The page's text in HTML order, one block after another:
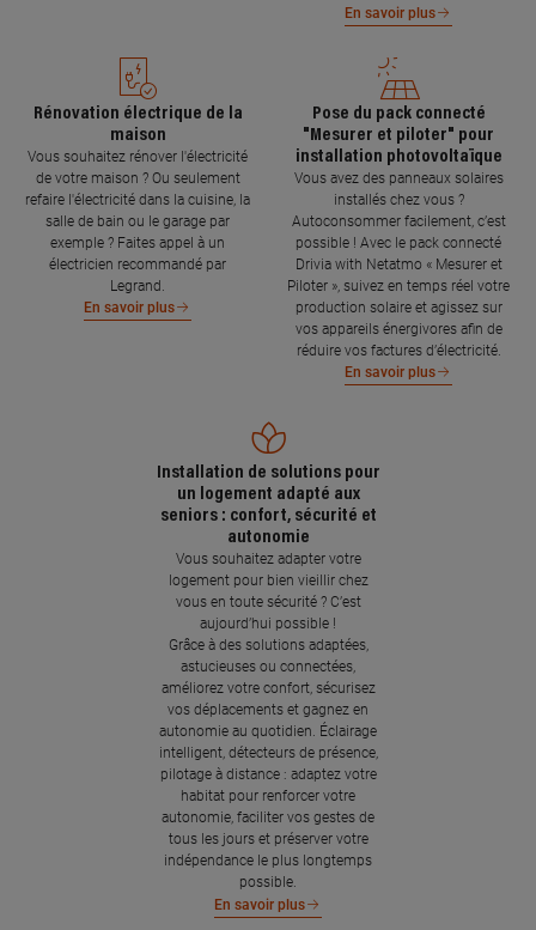
En savoir plus
Rénovation électrique de la
maison
Vous souhaitez rénover l'électricité
de votre maison ? Ou seulement
refaire l'électricité dans la cuisine, la
salle de bain ou le garage par
exemple ? Faites appel à un
électricien recommandé par
Legrand.
En savoir plus
Pose du pack connecté
"Mesurer et piloter" pour
installation photovoltaïque
Vous avez des panneaux solaires
installés chez vous ?
Autoconsommer facilement, c’est
possible ! Avec le pack connecté
Drivia with Netatmo « Mesurer et
Piloter », suivez en temps réel votre
production solaire et agissez sur
vos appareils énergivores afin de
réduire vos factures d’électricité.
En savoir plus
Installation de solutions pour
un logement adapté aux
seniors : confort, sécurité et
autonomie
Vous souhaitez adapter votre
logement pour bien vieillir chez
vous en toute sécurité ? C’est
aujourd’hui possible !
Grâce à des solutions adaptées,
astucieuses ou connectées,
améliorez votre confort, sécurisez
vos déplacements et gagnez en
autonomie au quotidien. Éclairage
intelligent, détecteurs de présence,
pilotage à distance : adaptez votre
habitat pour renforcer votre
autonomie, faciliter vos gestes de
tous les jours et préserver votre
indépendance le plus longtemps
possible.
En savoir plus